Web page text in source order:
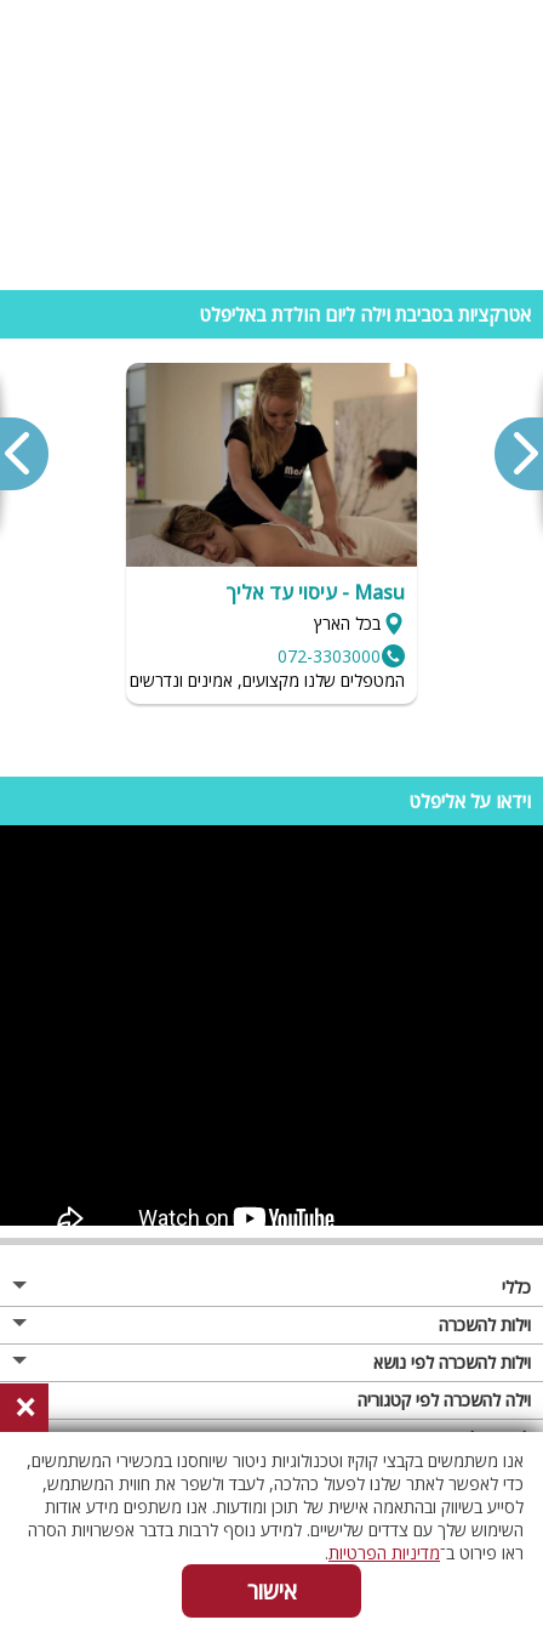
במהלך יום שלם ועוד. מיקום: כרכום
וילות נופש באליפלט
וילות במושב אליפלט מומלצות למגוון חופשות ומסיבות כמו לחופשה
משפחתית, נופש זוגי, קבוצות חברים, ימי הולדת, מסיבת רווקים, מסיבת
רווקות, הצעות נישואין, ימי כיף , ערבי צוות ועוד מגוון מסיבות, חופשות
ואירועים. מושב אליפלט מכיל וילות יוקרתיות במיוחד עם כל האבזור והציוד
היוקרתי והמפנק ביותר, החל מבריכת שחייה אשר מחוממת ומקורה בחודשי
החורף, מתחמי ספא, שולחנות משחק וכמובן חדרי שינה ומטבח מאובזר.
במידה ומדובר על וילה מבודדת אשר מיועדת למסיבות פרטיות, המתחמים
יכילו גם ערכת קריוקי, מערכת הגברה, תאורה מרהיבה וכדו'. מחירי הלופטים
משתנים בהתאם לכמות החדשים ובהתאם למועד הנופש המבוקש. גם אתם
יכולים ליהנות בווילה פרטית ומפנקת, כל שעליכם לעשות זה להתחיל לברר
על וילות באליפלט, לשריין מקום ולבלות בחופשה שלא הכרתם.
אטרקציות בסביבת וילה ליום הולדת באליפלט
Masu - עיסוי עד אליך
בכל הארץ
072-3303000
המטפלים שלנו מקצועים, אמינים ונדרשים לשמור על רמת
וידאו על אליפלט
כללי
מגזין
פרסום באתר
תקנון
מדיניות פרטיות
וילות להשכרה
וילות בצפון
וילות במרכז
וילות בדרום
וילות באילת
וילות בשרון
וילות באזור החרמון
וילות להשכרה לפי נושא
וילה לזוגות
וילות למשפחות
וילות לציבור הדתי
אירוח דרוזי
וילות למסיבות
וילה להשכרה לפי קטגוריה
וילות עם בריכה
וילה עם בריכה מחוממת
וילה עם בריכה מחוממת מקורה
וילות עם סאונה
לופטים להשכרה
לופט
לופטים בצפון
לופטים בדרום
×
אנו משתמשים בקבצי קוקיז וטכנולוגיות ניטור שיוחסנו במכשירי המשתמשים,
כדי לאפשר לאתר שלנו לפעול כהלכה, לעבד ולשפר את חווית המשתמש,
לסייע בשיווק ובהתאמה אישית של תוכן ומודעות. אנו משתפים מידע אודות
השימוש שלך עם צדדים שלישיים. למידע נוסף לרבות בדבר אפשרויות הסרה
ראו פירוט ב־מדיניות הפרטיות.
אישור